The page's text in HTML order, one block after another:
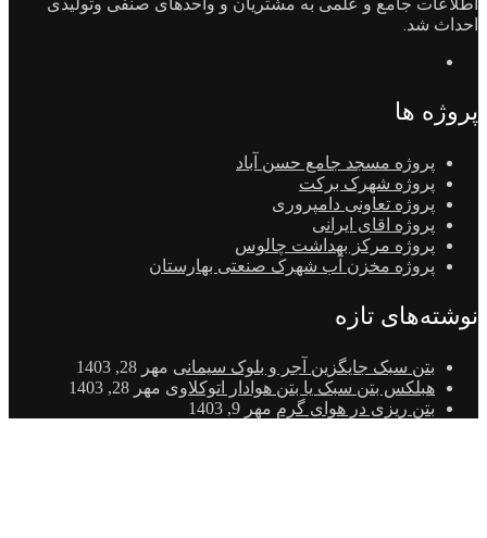
اطلاعات جامع و علمی به مشتریان و واحدهای صنفی وتولیدی
احداث شد.
پروژه ها
پروژه مسجد جامع حسن آباد
پروژه شهرک برکت
پروژه تعاونی دامپروری
پروژه اقای ایرانی
پروژه مرکز بهداشت چالوس
پروژه مخزن آب شهرک صنعتی بهارستان
نوشته‌های تازه
بتن سبک جایگزین آجر و بلوک سیمانی مهر 28, 1403
هبلکس بتن سبک یا بتن هوادار اتوکلاوی مهر 28, 1403
بتن ریزی در هوای گرم مهر 9, 1403